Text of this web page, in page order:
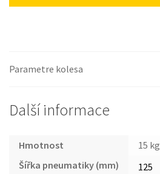
Parametre kolesa
Další informace
Hmotnost
15 kg
Šířka pneumatiky (mm)
125